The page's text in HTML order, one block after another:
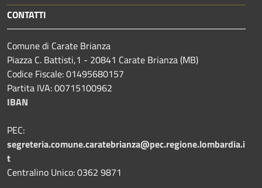
CONTATTI
Comune di Carate Brianza
Piazza C. Battisti,1 - 20841 Carate Brianza (MB)
Codice Fiscale: 01495680157
Partita IVA: 00715100962
IBAN
PEC:
segreteria.comune.caratebrianza@pec.regione.lombardia.i
t
Centralino Unico: 0362 9871